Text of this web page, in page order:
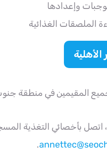
وإعدادها
الملصقات الغذائية
الأهلية
المقيمين في منطقة
بأخصائي التغذية المسجل لدينا على الرقم
.